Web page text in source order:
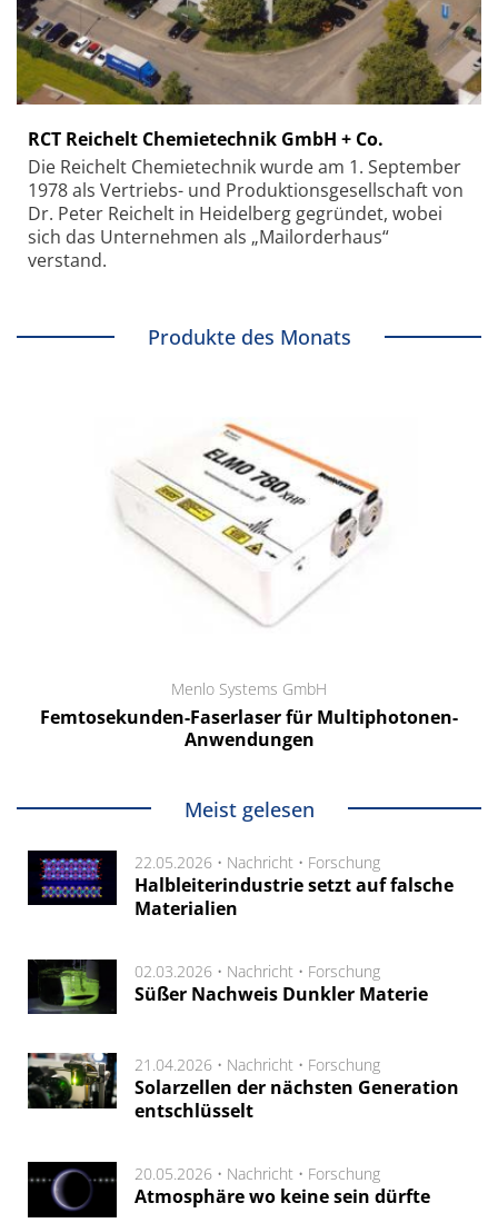
RCT Reichelt Chemietechnik GmbH + Co.
Die Reichelt Chemietechnik wurde am 1. September
1978 als Vertriebs- und Produktionsgesellschaft von
Dr. Peter Reichelt in Heidelberg gegründet, wobei
sich das Unternehmen als „Mailorderhaus“
verstand.
Produkte des Monats
Menlo Systems GmbH
Femtosekunden-Faserlaser für Multiphotonen-
Anwendungen
Meist gelesen
22.05.2026 • Nachricht • Forschung
Halbleiterindustrie setzt auf falsche
Materialien
02.03.2026 • Nachricht • Forschung
Süßer Nachweis Dunkler Materie
21.04.2026 • Nachricht • Forschung
Solarzellen der nächsten Generation
entschlüsselt
20.05.2026 • Nachricht • Forschung
Atmosphäre wo keine sein dürfte